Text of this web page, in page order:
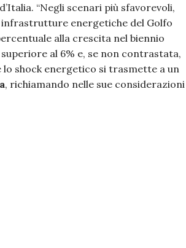
“Negli scenari più sfavorevoli,
energetiche del Golfo
alla crescita nel biennio
al 6% e, se non contrastata,
lo shock energetico si trasmette a un
, richiamando nelle sue considerazioni